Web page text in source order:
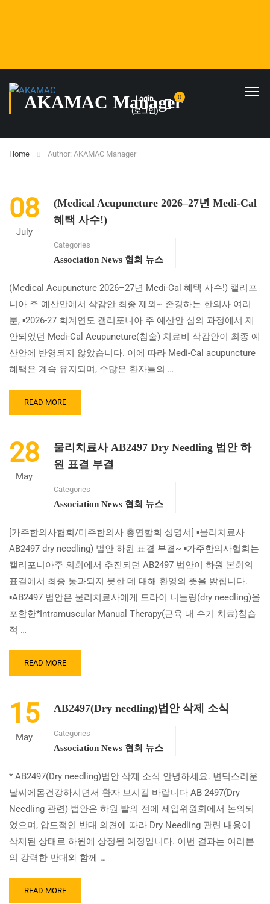
Login
(로그인)
0
AKAMAC Manager
Home Author: AKAMAC Manager
08
July
(Medical Acupuncture 2026–27년 Medi-Cal
혜택 사수!)
Categories
Association News 협회 뉴스
(Medical Acupuncture 2026–27년 Medi-Cal 혜택 사수!) 캘리포
니아 주 예산안에서 삭감안 최종 제외~ 존경하는 한의사 여러
분, ▪2026-27 회계연도 캘리포니아 주 예산안 심의 과정에서 제
안되었던 Medi-Cal Acupuncture(침술) 치료비 삭감안이 최종 예
산안에 반영되지 않았습니다. 이에 따라 Medi-Cal acupuncture
혜택은 계속 유지되며, 수많은 환자들의 …
READ
MORE
ACUPUNCTURE
2026–
27
택
사
수!)
READ MORE
28
May
물리치료사 AB2497 Dry Needling 법안 하
원 표결 부결
Categories
Association News 협회 뉴스
[가주한의사협회/미주한의사 총연합회 성명서] ▪물리치료사
AB2497 dry needling) 법안 하원 표결 부결~ ▪가주한의사협회는
캘리포니아주 의회에서 추진되던 AB2497 법안이 하원 본회의
표결에서 최종 통과되지 못한 데 대해 환영의 뜻을 밝힙니다.
▪AB2497 법안은 물리치료사에게 드라이 니들링(dry needling)을
포함한*Intramuscular Manual Therapy(근육 내 수기 치료)침습
적 …
READ
MORE
리
치
료
DRY
NEEDLING
법
안
원
표
결
결
READ MORE
15
May
AB2497(Dry needling)법안 삭제 소식
Categories
Association News 협회 뉴스
* AB2497(Dry needling)법안 삭제 소식 안녕하세요. 변덕스러운
날씨에몸건강하시면서 환자 보시길 바랍니다 AB 2497(Dry
Needling 관련) 법안은 하원 발의 전에 세입위원회에서 논의되
었으며, 압도적인 반대 의견에 따라 Dry Needling 관련 내용이
삭제된 상태로 하원에 상정될 예정입니다. 이번 결과는 여러분
의 강력한 반대와 함께 …
READ
READ MORE